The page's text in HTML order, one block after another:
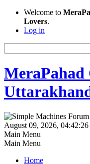
Welcome to
Lovers.
Log in
August 09, 2026,
Main Menu
Main Menu
Home